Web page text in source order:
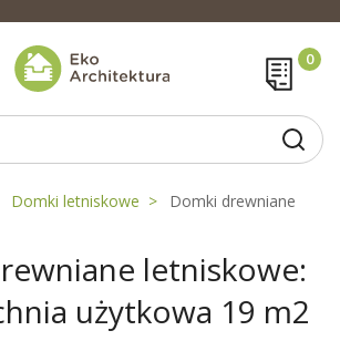
Domki letniskowe
Domki drewniane
letniskowe:
użytkowa 19 m2